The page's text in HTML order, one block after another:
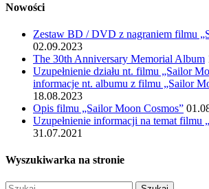
Nowości
Zestaw BD / DVD z nagraniem filmu
02.09.2023
The 30th Anniversary Memorial Album
Uzupełnienie działu nt. filmu „Sailor
informacje nt. albumu z filmu „Sailor
18.08.2023
Opis filmu „Sailor Moon Cosmos”
Uzupełnienie informacji na temat filmu
31.07.2021
Wyszukiwarka na stronie